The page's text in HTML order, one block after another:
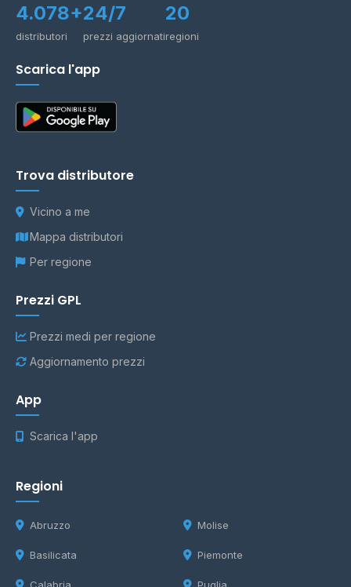
4.078+
distributori
24/7
prezzi aggiornati
20
regioni
Scarica l'app
Trova distributore
Vicino a me
Mappa distributori
Per regione
Prezzi GPL
Prezzi medi per regione
Aggiornamento prezzi
App
Scarica l'app
Regioni
Abruzzo
Basilicata
Molise
Piemonte